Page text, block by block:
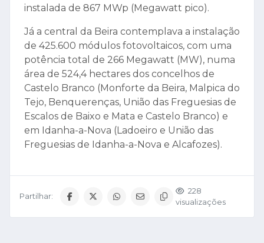
instalada de 867 MWp (Megawatt pico).
Já a central da Beira contemplava a instalação
de 425.600 módulos fotovoltaicos, com uma
potência total de 266 Megawatt (MW), numa
área de 524,4 hectares dos concelhos de
Castelo Branco (Monforte da Beira, Malpica do
Tejo, Benquerenças, União das Freguesias de
Escalos de Baixo e Mata e Castelo Branco) e
em Idanha-a-Nova (Ladoeiro e União das
Freguesias de Idanha-a-Nova e Alcafozes).
Partilhar:
228
visualizações